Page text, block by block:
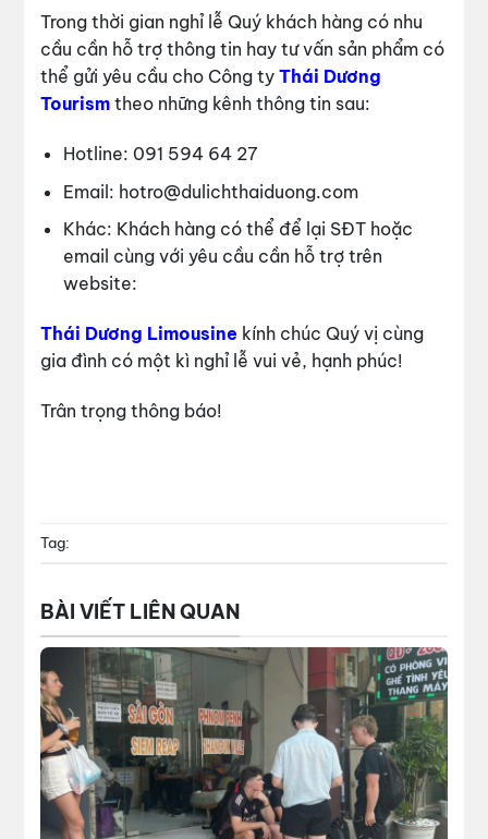
Trong thời gian nghỉ lễ Quý khách hàng có nhu
cầu cần hỗ trợ thông tin hay tư vấn sản phẩm có
thể gửi yêu cầu cho Công tyThái Dương
Tourismtheo những kênh thông tin sau:
Hotline: 091 594 64 27
Email: hotro@dulichthaiduong.com
Khác: Khách hàng có thể để lại SĐT hoặc
email cùng với yêu cầu cần hỗ trợ trên
website:
Thái Dương Limousine kính chúc Quý vị cùng
gia đình có một kì nghỉ lễ vui vẻ, hạnh phúc!
Trân trọng thông báo!
Tag:
BÀI VIẾT LIÊN QUAN